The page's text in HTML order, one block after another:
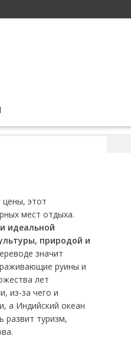
этот
мест отдыха.
идеальной
природой и
значит
руины и
лет
из-за чего и
а Индийский океан
развит туризм,